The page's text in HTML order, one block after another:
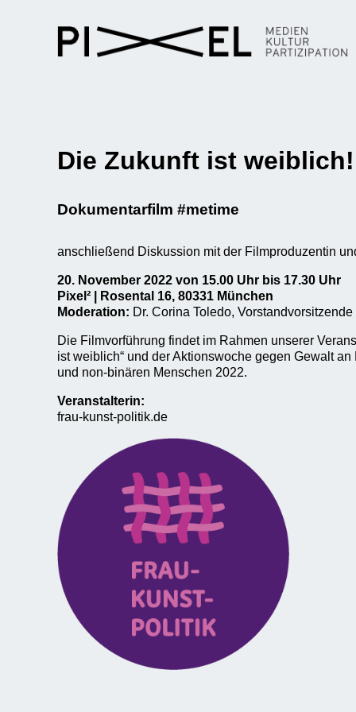
Die Zukunft ist weiblich!
Dokumentarfilm #metime
anschließend Diskussion mit der Filmproduzentin
20. November 2022 von 15.00 Uhr bis 17.30 Uhr
Pixel² | Rosental 16, 80331 München
Moderation: Dr. Corina Toledo,
Die Filmvorführung findet im Rahmen unserer
ist weiblich“ und der Aktionswoche gegen Gewalt
und non-binären Menschen 2022.
Veranstalterin:
frau-kunst-politik.de